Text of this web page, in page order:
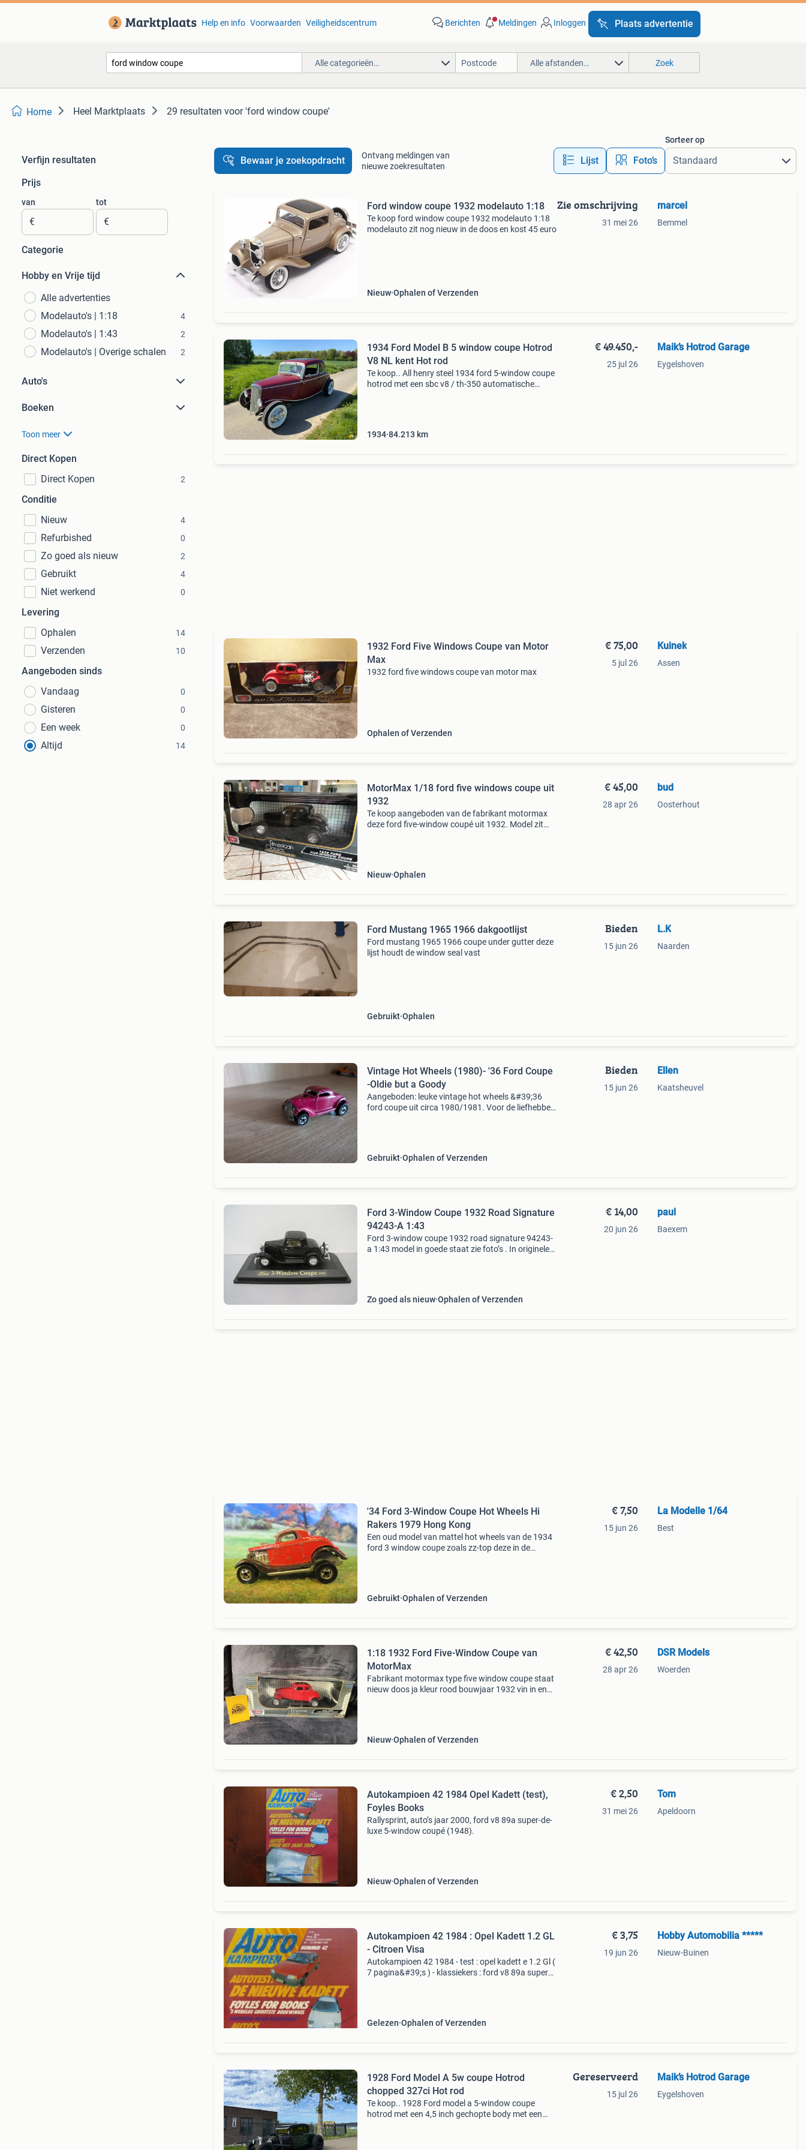
Help en info Voorwaarden Veiligheidscentrum Berichten Meldingen Inloggen Plaats advertentie
Alle categorieën… Alle afstanden… Zoek
Home Heel Marktplaats 29 resultaten voor 'ford window coupe'
Verfijn resultaten
Prijs
van
€
tot
€
Categorie
Hobby en Vrije tijd
Alle advertenties
Modelauto's | 1:18
4
Modelauto's | 1:43 2
Modelauto's | Overige schalen 2
Auto's
Boeken
Toon meer
Direct Kopen
Direct Kopen
2
Conditie
Nieuw
4
Refurbished 0
Zo goed als nieuw 2
Gebruikt 4
Niet werkend 0
Levering
Ophalen
14
Verzenden 10
Aangeboden sinds
Vandaag
0
Gisteren 0
Een week 0
Altijd 14
Bewaar je zoekopdracht
Ontvang meldingen van
nieuwe zoekresultaten
Lijst Foto’s
Sorteer op
Ford window coupe 1932 modelauto 1:18
Te koop ford window coupe 1932 modelauto 1:18
modelauto zit nog nieuw in de doos en kost 45 euro
Nieuw Ophalen of Verzenden
Zie omschrijving
31 mei 26
marcel
Bemmel
1934 Ford Model B 5 window coupe Hotrod
V8 NL kent Hot rod
Te koop.. All henry steel 1934 ford 5-window coupe
hotrod met een sbc v8 / th-350 automatische
1934 84.213 km
€ 49.450,-
25 jul 26
Maik’s Hotrod Garage
Eygelshoven
1932 Ford Five Windows Coupe van Motor
Max
1932 ford five windows coupe van motor max
Ophalen of Verzenden
€ 75,00
5 jul 26
Kuinek
Assen
MotorMax 1/18 ford five windows coupe uit
1932
Te koop aangeboden van de fabrikant motormax
deze ford five-window coupé uit 1932. Model zit
Nieuw Ophalen
€ 45,00
28 apr 26
bud
Oosterhout
Ford Mustang 1965 1966 dakgootlijst
Ford mustang 1965 1966 coupe under gutter deze
lijst houdt de window seal vast
Gebruikt Ophalen
Bieden
15 jun 26
L.K
Naarden
Vintage Hot Wheels (1980)- '36 Ford Coupe
-Oldie but a Goody
Aangeboden: leuke vintage hot wheels &#39;36
ford coupe uit circa 1980/1981. Voor de liefhebber
Gebruikt Ophalen of Verzenden
Bieden
15 jun 26
Ellen
Kaatsheuvel
Ford 3-Window Coupe 1932 Road Signature
94243-A 1:43
Ford 3-window coupe 1932 road signature 94243-
a 1:43 model in goede staat zie foto’s . In originelen
Zo goed als nieuw Ophalen of Verzenden
€ 14,00
20 jun 26
paul
Baexem
'34 Ford 3-Window Coupe Hot Wheels Hi
Rakers 1979 Hong Kong
Een oud model van mattel hot wheels van de 1934
ford 3 window coupe zoals zz-top deze in de
Gebruikt Ophalen of Verzenden
€ 7,50
15 jun 26
La Modelle 1/64
Best
1:18 1932 Ford Five-Window Coupe van
MotorMax
Fabrikant motormax type five window coupe staat
nieuw doos ja kleur rood bouwjaar 1932 vin in en
Nieuw Ophalen of Verzenden
€ 42,50
28 apr 26
DSR Models
Woerden
Autokampioen 42 1984 Opel Kadett (test),
Foyles Books
Rallysprint, auto’s jaar 2000, ford v8 89a super-de-
luxe 5-window coupé (1948).
Nieuw Ophalen of Verzenden
€ 2,50
31 mei 26
Tom
Apeldoorn
Autokampioen 42 1984 : Opel Kadett 1.2 GL
- Citroen Visa
Autokampioen 42 1984 - test : opel kadett e 1.2 Gl (
7 pagina&#39;s ) - klassiekers : ford v8 89a super
Gelezen Ophalen of Verzenden
€ 3,75
19 jun 26
Hobby Automobilia *****
Nieuw-Buinen
1928 Ford Model A 5w coupe Hotrod
chopped 327ci Hot rod
Te koop.. 1928 Ford model a 5-window coupe
hotrod met een 4,5 inch gechopte body met een
Gereserveerd
15 jul 26
Maik’s Hotrod Garage
Eygelshoven